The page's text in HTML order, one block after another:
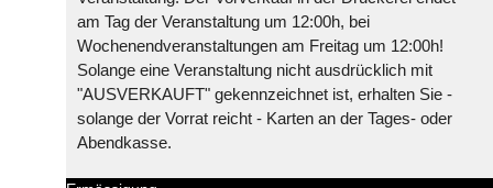
am Tag der Veranstaltung um 12:00h, bei
Wochenendveranstaltungen am Freitag um 12:00h!
Solange eine Veranstaltung nicht ausdrücklich mit
"AUSVERKAUFT" gekennzeichnet ist, erhalten Sie -
solange der Vorrat reicht - Karten an der Tages- oder
Abendkasse.